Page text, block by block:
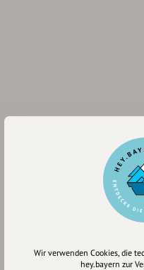
Wir verwenden Cookies, die
hey.bayern zur